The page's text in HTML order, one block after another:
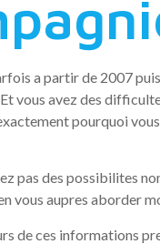
a partir de 2007
vous avez des
pourquoi
pas des possibilites
vous aupres aborder
ces informations